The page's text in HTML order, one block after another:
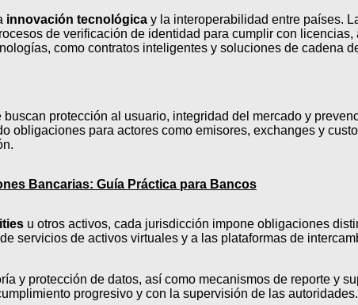
innovación tecnológica y la interoperabilidad entre países.
de verificación de identidad para cumplir con
como contratos inteligentes y soluciones de cadena
protección al usuario, integridad del mercado y
para actores como emisores, exchanges y
Bancarias: Guía Práctica para Bancos
u otros activos, cada jurisdicción impone obligaciones
servicios de activos virtuales y a las plataformas de
y protección de datos, así como mecanismos de reporte y
progresivo y con la supervisión de las autoridades.